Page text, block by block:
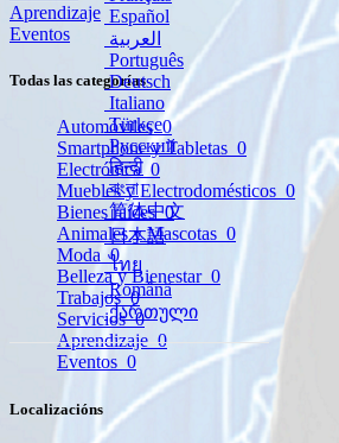
Español
العربية
Português
Deutsch
Italiano
Türkçe
Русский
हिन्दी
বাংলা
简体中文
日本語
ไทย
Română
ქართული
Aprendizaje
Eventos
Todas las categorías
Automóviles0
Smartphone y Tabletas 0
Electrónica 0
Muebles y Electrodomésticos 0
Bienes raíces0
Animales y Mascotas 0
Moda 0
Belleza y Bienestar 0
Trabajos0
Servicios0
Aprendizaje 0
Eventos 0
Localizacións